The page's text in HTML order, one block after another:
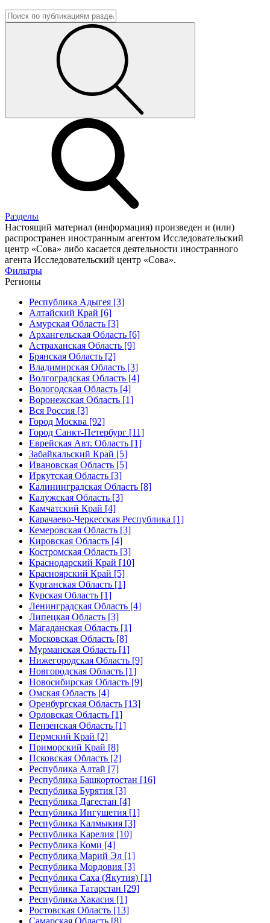
Разделы
Настоящий материал (информация) произведен и (или)
распространен иностранным агентом Исследовательский
центр «Сова» либо касается деятельности иностранного
агента Исследовательский центр «Сова».
Фильтры
Регионы
Республика Адыгея [3]
Алтайский Край [6]
Амурская Область [3]
Архангельская Область [6]
Астраханская Область [9]
Брянская Область [2]
Владимирская Область [3]
Волгоградская Область [4]
Вологодская Область [4]
Воронежская Область [1]
Вся Россия [3]
Город Москва [92]
Город Санкт-Петербург [11]
Еврейская Авт. Область [1]
Забайкальский Край [5]
Ивановская Область [5]
Иркутская Область [3]
Калининградская Область [8]
Калужская Область [3]
Камчатский Край [4]
Карачаево-Черкесская Республика [1]
Кемеровская Область [3]
Кировская Область [4]
Костромская Область [3]
Краснодарский Край [10]
Красноярский Край [5]
Курганская Область [1]
Курская Область [1]
Ленинградская Область [4]
Липецкая Область [3]
Магаданская Область [1]
Московская Область [8]
Мурманская Область [1]
Нижегородская Область [9]
Новгородская Область [1]
Новосибирская Область [9]
Омская Область [4]
Оренбургская Область [13]
Орловская Область [1]
Пензенская Область [1]
Пермский Край [2]
Приморский Край [8]
Псковская Область [2]
Республика Алтай [7]
Республика Башкортостан [16]
Республика Бурятия [3]
Республика Дагестан [4]
Республика Ингушетия [1]
Республика Калмыкия [3]
Республика Карелия [10]
Республика Коми [4]
Республика Марий Эл [1]
Республика Мордовия [3]
Республика Саха (Якутия) [1]
Республика Татарстан [29]
Республика Хакасия [1]
Ростовская Область [13]
Самарская Область [8]